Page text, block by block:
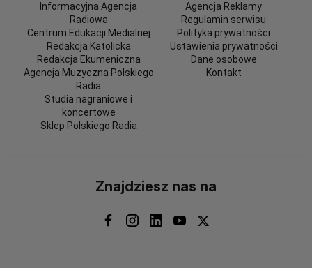
Informacyjna Agencja
Radiowa
Centrum Edukacji Medialnej
Redakcja Katolicka
Redakcja Ekumeniczna
Agencja Muzyczna Polskiego
Radia
Studia nagraniowe i
koncertowe
Sklep Polskiego Radia
Agencja Reklamy
Regulamin serwisu
Polityka prywatności
Ustawienia prywatności
Dane osobowe
Kontakt
Znajdziesz nas na